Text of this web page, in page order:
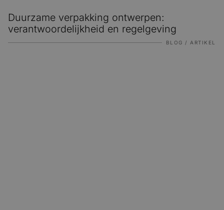
Duurzame verpakking ontwerpen:
verantwoordelijkheid en regelgeving
BLOG / ARTIKEL